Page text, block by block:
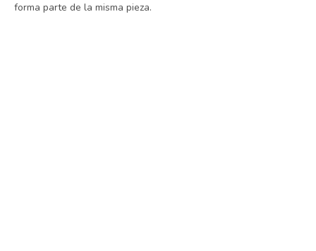
forma parte de la misma pieza.